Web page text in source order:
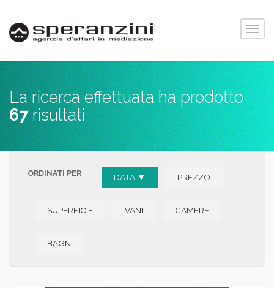
La ricerca effettuata ha prodotto
67risultati
ORDINATI PER DATA ▼ PREZZO
SUPERFICIE VANI CAMERE
BAGNI